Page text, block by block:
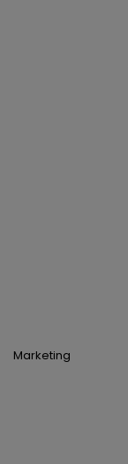
Marketing